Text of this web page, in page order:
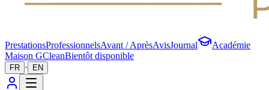
PrestationsProfessionnelsAvant / AprèsAvisJournal
Académie
Maison GCleanBientôt disponible
FR · EN